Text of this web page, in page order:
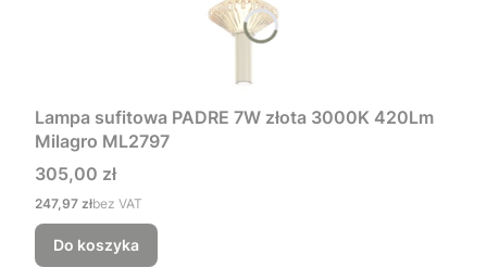
Lampa sufitowa PADRE 7W złota 3000K 420Lm
Milagro ML2797
Cena
305,00 zł
Cena
247,97 złbez VAT
Do koszyka